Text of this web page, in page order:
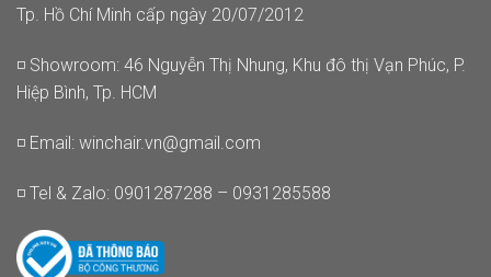
Tp. Hồ Chí Minh cấp ngày 20/07/2012
◽ Showroom: 46 Nguyễn Thị Nhung, Khu đô thị Vạn Phúc, P.
Hiệp Bình, Tp. HCM
◽ Email: winchair.vn@gmail.com
◽ Tel & Zalo: 0901287288 – 0931285588